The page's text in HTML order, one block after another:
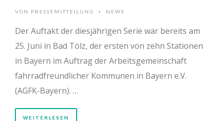
VON PRESSEMITTEILUNG • NEWS
Der Auftakt der diesjährigen Serie war bereits am
25. Juni in Bad Tölz, der ersten von zehn Stationen
in Bayern im Auftrag der Arbeitsgemeinschaft
fahrradfreundlicher Kommunen in Bayern e.V.
(AGFK-Bayern). …
WEITERLESEN